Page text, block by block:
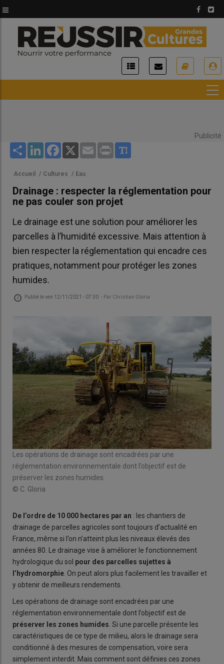
au
contenu
principal
Publicité
Share LinkedInFacebook
X Email Print
Accueil / Cultures / Eau
Drainage : respecter la réglementation pour
ne pas couler son projet
Le drainage est une solution pour améliorer les
parcelles à l’humidité excessive. Mais attention à
bien respecter la réglementation qui encadre ces
pratiques, notamment pour protéger les zones
humides.
Publié leven 12/11/2021 - 07:30 - Par Christian Gloria
Les opérations de drainage sont encadrées par une
réglementation environnementale dont l’objectif est de
préserver les zones humides.
© C. Gloria
De l’ordre de 10 000 hectares par an : les chantiers de
drainage de parcelles agricoles sont toujours d’actualité en
France, même si l’on n’atteint plus les niveaux élevés des
années 80. Le drainage vise à améliorer le fonctionnement
hydrologique du sol pour des parcelles sujettes à
l’hydromorphie. On peut alors plus facilement les travailler et
y obtenir de meilleurs rendements.
Les opérations de drainage sont encadrées par une
réglementation environnementale dont l’objectif est de
préserver les zones humides. Si une parcelle présente les
caractéristiques de ce type de milieu, alors le drainage sera
conditionné à des mesures de compensation, voire sera
simplement interdit. Mais comment sont définies ces zones